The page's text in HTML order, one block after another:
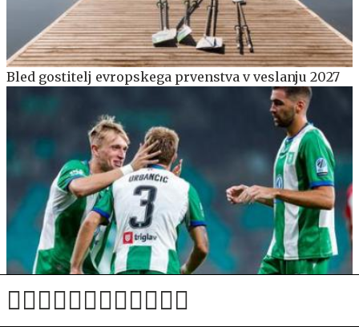
Bled gostitelj evropskega prvenstva v veslanju 2027